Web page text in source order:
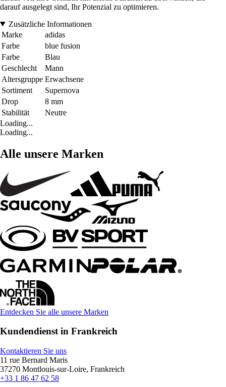
darauf ausgelegt sind, Ihr Potenzial zu optimieren.
Zusätzliche Informationen
Marke
adidas
Farbe
blue fusion
Farbe
Blau
Geschlecht
Mann
Altersgruppe Erwachsene
Sortiment
Supernova
Drop
8 mm
Stabilität
Neutre
Loading...
Loading...
Alle unsere Marken
Entdecken Sie alle unsere Marken
Kundendienst in Frankreich
Kontaktieren Sie uns
11 rue Bernard Maris
37270 Montlouis-sur-Loire, Frankreich
+33 1 86 47 62 58